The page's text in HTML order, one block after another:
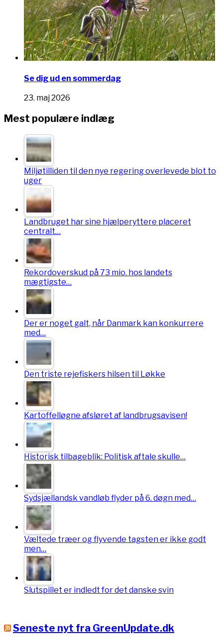
Se dig ud en sommerdag
23. maj 2026
Mest populære indlæg
Miljøtilliden til den nye regering overlevede blot to
uger
Landbruget har sine hjælperyttere placeret
centralt…
Rekordoverskud på 73 mio. hos landets
mægtigste…
Der er noget galt, når Danmark kan konkurrere
med…
Den triste rejefiskers hilsen til Løkke
Kartoffelløgne afsløret af landbrugsavisen!
Historisk tilbageblik: Politisk aftale skulle…
Sydsjællandsk vandløb flyder på 6. døgn med…
Væltede træer og flyvende tagsten er ikke godt
men…
Slutspillet er indledt for det danske svin
Seneste nyt fra GreenUpdate.dk